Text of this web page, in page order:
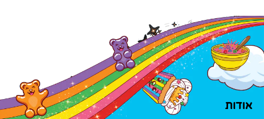
אודות